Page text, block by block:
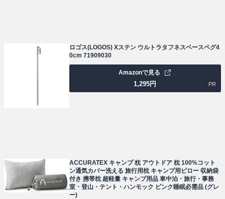
ロゴス(LOGOS) Xステン ウルトラタフネスベースペグ4
0cm 71909030
1,295円
Amazonで見る
PR
ACCURATEX キャンプ 枕 アウトドア 枕 100%コット
ン通気カバー洗える 旅行用枕 キャンプ用ピロー 収納袋
付き 携帯枕 超軽量 キャンプ用品 車中泊・旅行・事務
室・登山・テント・ハンモック ピンク睡眠必需品 (グレ
ー)